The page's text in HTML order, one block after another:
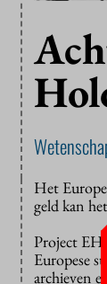
Het
geld kan
Project
Europese
archieven